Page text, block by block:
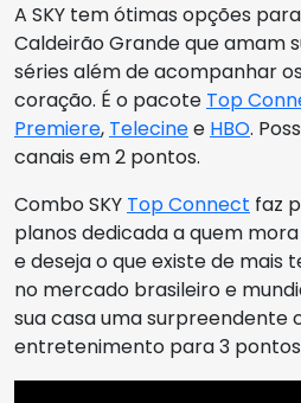
A SKY tem ótimas opções
Caldeirão Grande que amam
séries além de acompanhar
coração. É o pacote Top
Premiere, Telecinee HBO.
canais em 2 pontos.
Combo SKY Top Connect faz
planos dedicada a quem
e deseja o que existe de mais
no mercado brasileiro e
sua casa uma surpreendente
entretenimento para 3